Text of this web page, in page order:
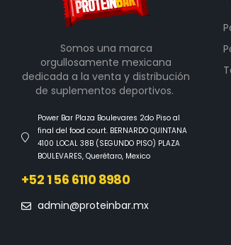
Somos una marca
orgullosamente mexicana
dedicada a la venta y distribución
de suplementos deportivos.
Power Bar Plaza Boulevares 2do Piso al
final del food court. BERNARDO QUINTANA
4100 LOCAL 38B (SEGUNDO PISO) PLAZA
BOULEVARES, Querétaro, Mexico
+52 1 56 6110 8980
admin@proteinbar.mx